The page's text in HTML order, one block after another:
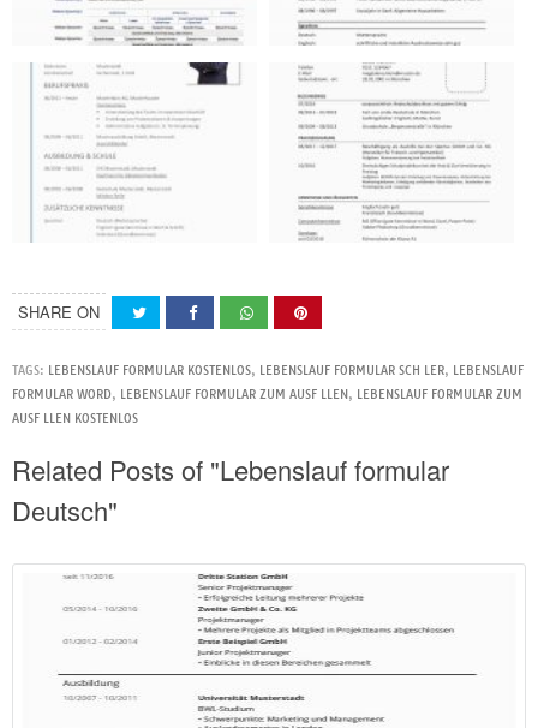
SHARE ON
TAGS: LEBENSLAUF FORMULAR KOSTENLOS, LEBENSLAUF FORMULAR SCH LER, LEBENSLAUF
FORMULAR WORD, LEBENSLAUF FORMULAR ZUM AUSF LLEN , LEBENSLAUF FORMULAR ZUM
AUSF LLEN KOSTENLOS
Related Posts of "Lebenslauf formular
Deutsch"